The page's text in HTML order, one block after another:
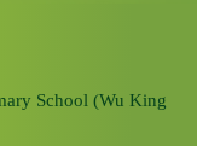
School (Wu King